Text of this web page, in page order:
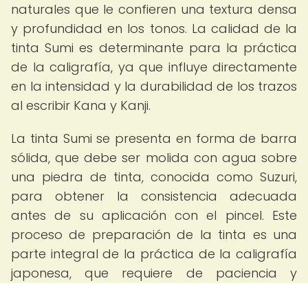
naturales que le confieren una textura densa
y profundidad en los tonos. La calidad de la
tinta Sumi es determinante para la práctica
de la caligrafía, ya que influye directamente
en la intensidad y la durabilidad de los trazos
al escribir Kana y Kanji.
La tinta Sumi se presenta en forma de barra
sólida, que debe ser molida con agua sobre
una piedra de tinta, conocida como Suzuri,
para obtener la consistencia adecuada
antes de su aplicación con el pincel. Este
proceso de preparación de la tinta es una
parte integral de la práctica de la caligrafía
japonesa, que requiere de paciencia y